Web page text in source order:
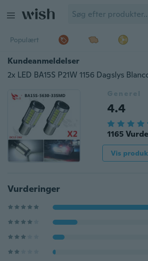
Populært
Kundeanmeldelser
Generel
4.4
1165
Vis
Vurderinger